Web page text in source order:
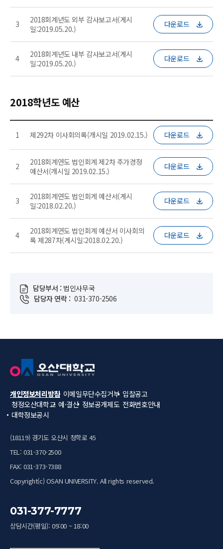
3
2018회계년도 외부 감사보고서(게시
일:2019.05.20.)
다운로드
4
2018회계년도 내부 감사보고서(게시
일:2019.05.20.)
다운로드
2018학년도 예산
1 제292차 이사회의록(개시일 2019.02.15.) 다운로드
2
2018회계연도 법인회계 제2차 추가경정
예산서(개시일 2019.02.15.)
다운로드
3
2018회계연도 법인회계 예산서(게시
일:2018.02.20.)
다운로드
4
2018회계연도 법인회계 예산서 이사회의
록 제287차(게시일:2018.02.20.)
다운로드
담당부서 : 법인사무국
담당자 연락 : 031-370-2506
개인정보처리방침 이메일무단수집거부 입찰공고
청정오산대학교 예·결산 정보공개제도 전화번호안내
대학정보공시
(18119) 경기도 오산시 청학로 45
TEL: 031-370-2500
FAX: 031-373-7388
Copyright(c) OSAN UNIVERSITY. All rights reserved.
031-377-7777
상담시간(평일): 09:00 ~ 18:00